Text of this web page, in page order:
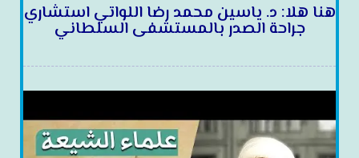
هنا هلا: د. ياسين محمد رضا اللواتي استشاري
جراحة الصدر بالمستشفى السلطاني